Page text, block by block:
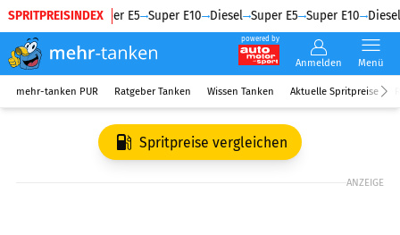
SPRITPREISINDEX
Diesel Super E5 Super E10 Diesel Super E5 Super E10 Diesel
powered by
Anmelden Menü
mehr-tanken PUR Ratgeber Tanken Wissen Tanken Aktuelle Spritpreise
Spritpreise vergleichen
ANZEIGE